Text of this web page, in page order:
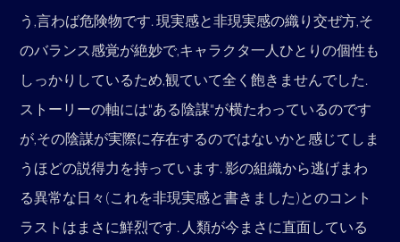
う,言わば危険物です. 現実感と非現実感の織り交ぜ方,そ
のバランス感覚が絶妙で,キャラクタ一人ひとりの個性も
しっかりしているため,観ていて全く飽きませんでした.
ストーリーの軸には"ある陰謀"が横たわっているのです
が,その陰謀が実際に存在するのではないかと感じてしま
うほどの説得力を持っています. 影の組織から逃げまわ
る異常な日々(これを非現実感と書きました)とのコント
ラストはまさに鮮烈です. 人類が今まさに直面している